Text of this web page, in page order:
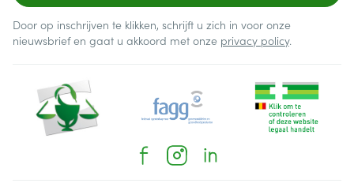
Door op inschrijven te klikken, schrijft u zich in voor onze
nieuwsbrief en gaat u akkoord met onze privacy policy.